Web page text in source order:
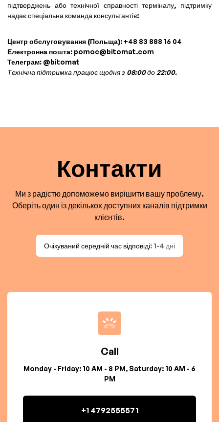
підтверджень або технічної справності терміналу, підтримку
надає спеціальна команда консультантів:
Центр обслуговування (Польща): +48 83 888 16 04
Електронна пошта: pomoc@bitomat.com
Телеграм: @bitomat
Технічна підтримка працює щодня з 08:00 до 22:00.
Контакти
Ми з радістю допоможемо вирішити вашу проблему.
Оберіть один із декількох доступних каналів підтримки
клієнтів.
Очікуваний середній час відповіді: 1-4 дні
Call
Monday - Friday: 10 AM - 8 PM, Saturday: 10 AM - 6
PM
+1 4792555571